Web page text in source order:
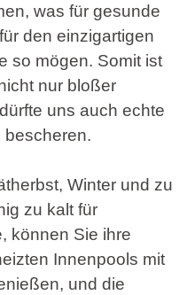
was für gesunde
den einzigartigen
so mögen. Somit ist
nur bloßer
uns auch echte
bescheren.
Winter und zu
zu kalt für
können Sie ihre
Innenpools mit
und die